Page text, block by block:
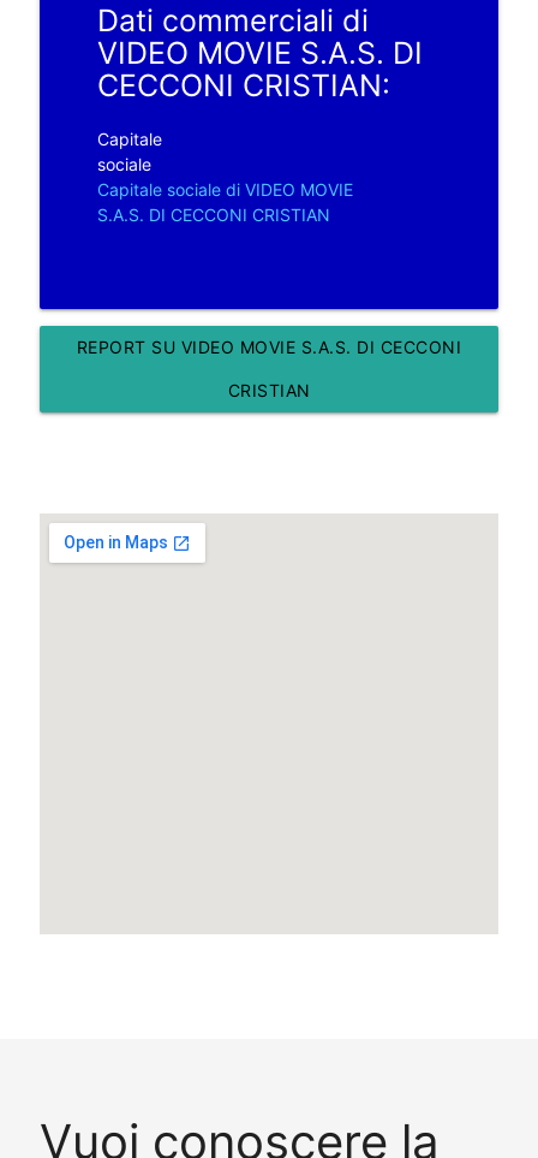
Dati commerciali di
VIDEO MOVIE S.A.S. DI
CECCONI CRISTIAN:
Capitale
sociale
Capitale sociale di VIDEO MOVIE
S.A.S. DI CECCONI CRISTIAN
REPORT SU VIDEO MOVIE S.A.S. DI CECCONI
CRISTIAN
Vuoi conoscere la